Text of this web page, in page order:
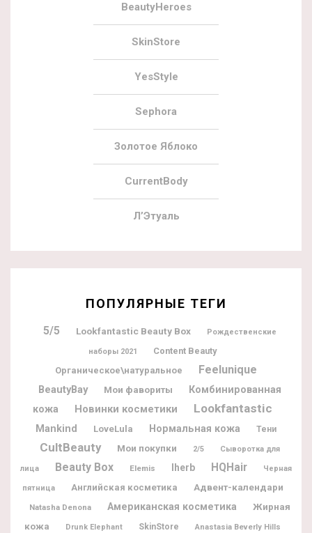
BeautyHeroes
SkinStore
YesStyle
Sephora
Золотое Яблоко
CurrentBody
Л’Этуаль
ПОПУЛЯРНЫЕ ТЕГИ
5/5 Lookfantastic Beauty Box Рождественские
наборы 2021
Content Beauty
Органическое\натуральное
Feelunique
BeautyBay Мои фавориты
Комбинированная
кожа
Новинки косметики Lookfantastic
Mankind LoveLula Нормальная кожа Тени
CultBeauty Мои покупки 2/5 Сыворотка для
лица Beauty Box Elemis Iherb HQHair Черная
пятница Английская косметика Адвент-календари
Natasha Denona Американская косметика
Жирная
кожа
Drunk Elephant SkinStore Anastasia Beverly Hills